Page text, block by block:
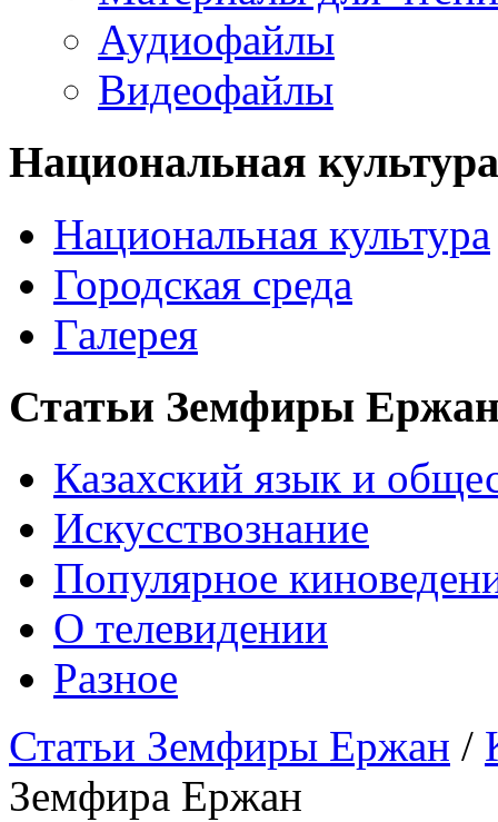
Аудиофайлы
Видеофайлы
Национальная культура
Национальная культура
Городская среда
Галерея
Статьи Земфиры
Казахский язык и
Искусствознание
Популярное
О телевидении
Разное
Статьи Земфиры Ержан /
Земфира Ержан